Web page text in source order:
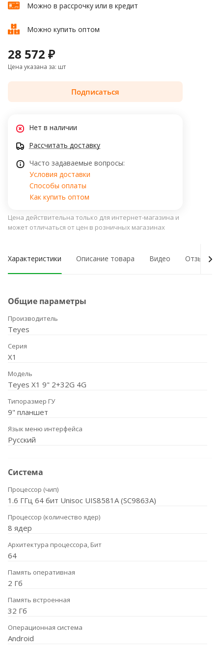
Можно в рассрочку или в кредит
Можно купить оптом
28 572 ₽
Цена указана за: шт
Подписаться
Нет в наличии
Рассчитать доставку
Часто задаваемые вопросы:
Условия доставки
Способы оплаты
Как купить оптом
Цена действительна только для интернет-магазина и
может отличаться от цен в розничных магазинах
Характеристики Описание товара Видео Отзывы о
Общие параметры
Производитель
Teyes
Серия
X1
Модель
Teyes X1 9" 2+32G 4G
Типоразмер ГУ
9" планшет
Язык меню интерфейса
Русский
Система
Процессор (чип)
1.6 ГГц 64 бит Unisoc UIS8581A (SC9863A)
Процессор (количество ядер)
8 ядер
Архитектура процессора, Бит
64
Память оперативная
2 Гб
Память встроенная
32 Гб
Операционная система
Android